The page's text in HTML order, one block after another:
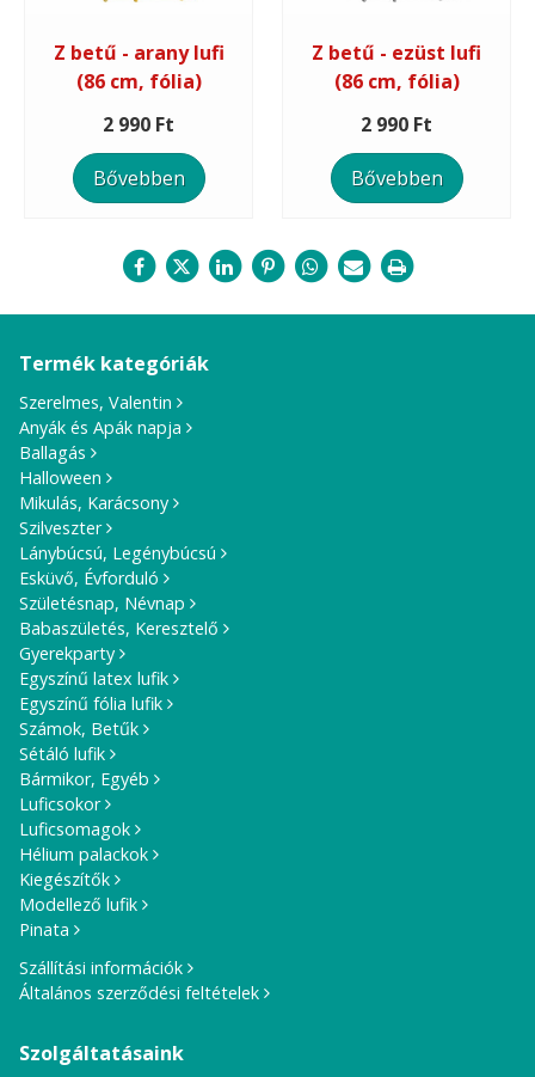
Z betű - arany lufi
(86 cm, fólia)
2 990 Ft
Bővebben
Z betű - ezüst lufi
(86 cm, fólia)
2 990 Ft
Bővebben
Termék kategóriák
Szerelmes, Valentin
Anyák és Apák napja
Ballagás
Halloween
Mikulás, Karácsony
Szilveszter
Lánybúcsú, Legénybúcsú
Esküvő, Évforduló
Születésnap, Névnap
Babaszületés, Keresztelő
Gyerekparty
Egyszínű latex lufik
Egyszínű fólia lufik
Számok, Betűk
Sétáló lufik
Bármikor, Egyéb
Luficsokor
Luficsomagok
Hélium palackok
Kiegészítők
Modellező lufik
Pinata
Szállítási információk
Általános szerződési feltételek
Szolgáltatásaink